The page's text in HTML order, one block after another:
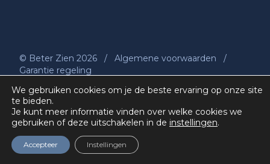
© Beter Zien 2026 / Algemene voorwaarden
/
Garantie regeling
We gebruiken cookies om je de beste ervaring op onze site
te bieden.
Je kunt meer informatie vinden over welke cookies we
gebruiken of deze uitschakelen in de instellingen.
Accepteer Instellingen